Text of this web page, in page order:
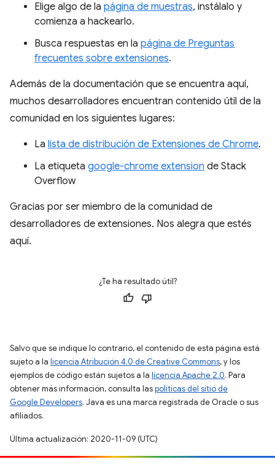
Elige algo de la página de muestras, instálalo y
comienza a hackearlo.
Busca respuestas en la página de Preguntas
frecuentes sobre extensiones.
Además de la documentación que se encuentra aquí,
muchos desarrolladores encuentran contenido útil de la
comunidad en los siguientes lugares:
La lista de distribución de Extensiones de Chrome.
La etiqueta google-chrome extension de Stack
Overflow
Gracias por ser miembro de la comunidad de
desarrolladores de extensiones. Nos alegra que estés
aquí.
¿Te ha resultado útil?
Salvo que se indique lo contrario, el contenido de esta página está
sujeto a la licencia Atribución 4.0 de Creative Commons, y los
ejemplos de código están sujetos a la licencia Apache 2.0. Para
obtener más información, consulta laspolíticas del sitio de
Google Developers. Java es una marca registrada de Oracle o sus
afiliados.
Última actualización: 2020-11-09 (UTC)